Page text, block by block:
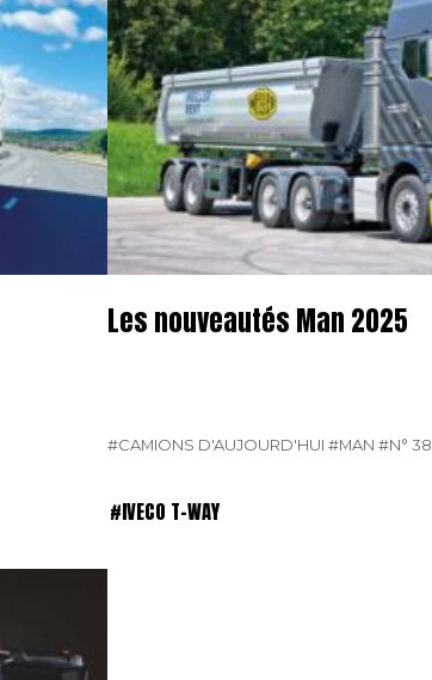
Les nouveautés Man 2025
#CAMIONS D'AUJOURD'HUI #MAN #N°
#IVECO T-WAY